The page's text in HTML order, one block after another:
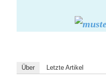
Über Letzte Artikel